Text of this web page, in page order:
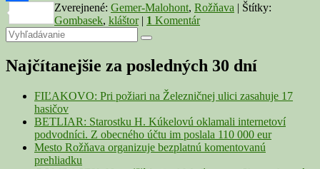
Link
Share
Zverejnené: Gemer-Malohont, Rožňava | Štítky:
Gombasek, kláštor | 1 Komentár
Primary
Sidebar
Widget
Area
Search
for:
Search
Najčítanejšie za posledných 30 dní
FIĽAKOVO: Pri požiari na Železničnej ulici zasahuje 17
hasičov
BETLIAR: Starostku H. Kúkelovú oklamali internetoví
podvodníci. Z obecného účtu im poslala 110 000 eur
Mesto Rožňava organizuje bezplatnú komentovanú
prehliadku